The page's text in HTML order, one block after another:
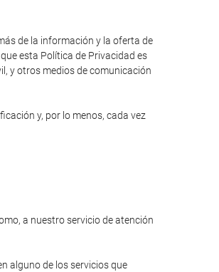
de la información y la oferta de
esta Política de Privacidad es
y otros medios de comunicación
y, por lo menos, cada vez
a nuestro servicio de atención
alguno de los servicios que